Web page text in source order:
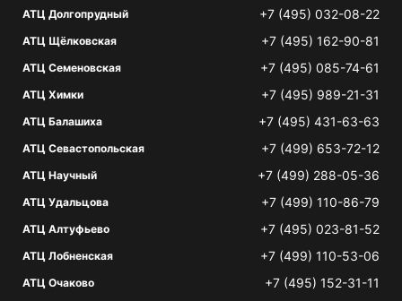
АТЦ Долгопрудный +7 (495) 032-08-22
АТЦ Щёлковская +7 (495) 162-90-81
АТЦ Семеновская +7 (495) 085-74-61
АТЦ Химки +7 (495) 989-21-31
АТЦ Балашиха +7 (495) 431-63-63
АТЦ Севастопольская +7 (499) 653-72-12
АТЦ Научный +7 (499) 288-05-36
АТЦ Удальцова +7 (499) 110-86-79
АТЦ Алтуфьево +7 (495) 023-81-52
АТЦ Лобненская +7 (499) 110-53-06
АТЦ Очаково +7 (495) 152-31-11